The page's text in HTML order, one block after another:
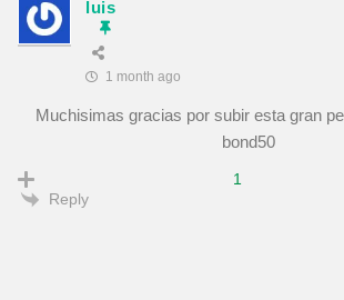
luis
1 month ago
Muchisimas gracias por subir esta gran
bond50
1
Reply